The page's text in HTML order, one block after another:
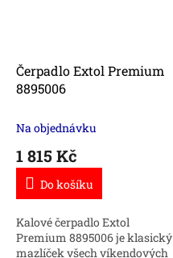
Čerpadlo Extol Premium
8895006
Na objednávku
1 815 Kč
Do košíku
Kalové čerpadlo Extol
Premium 8895006 je klasický
mazlíček všech víkendových